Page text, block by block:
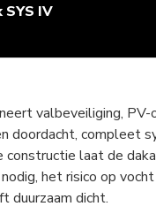
SYS IV
valbeveiliging,
doordacht, compleet
laat de
het risico op
duurzaam dicht.